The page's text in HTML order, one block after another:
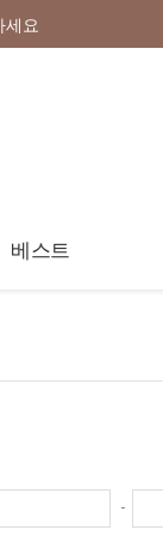
세요
베스트
-